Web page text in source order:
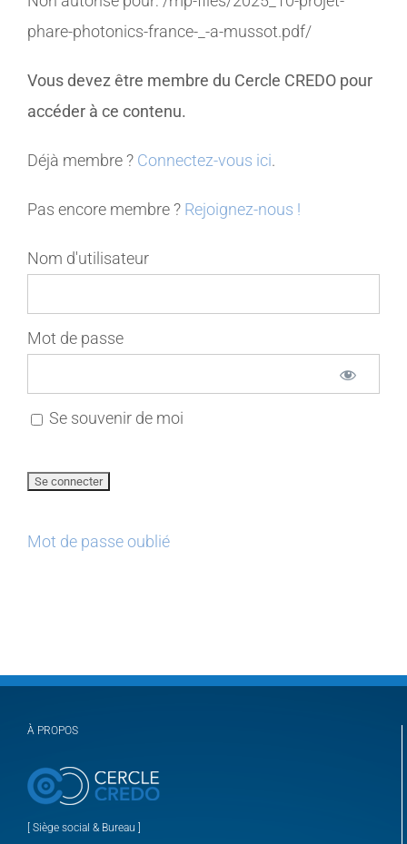
MEMBRES
CONTACT
phare-photonics-france-_-a-mussot.pdf/
Vous devez être membre du Cercle CREDO pour
accéder à ce contenu.
Déjà membre ? Connectez-vous ici.
Pas encore membre ? Rejoignez-nous !
Nom d'utilisateur
Mot de passe
Se souvenir de moi
Mot de passe oublié
À PROPOS
[ Siège social & Bureau ]